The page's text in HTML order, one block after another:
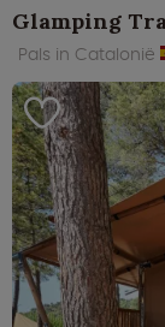
Glamping
Pals in Catalonië